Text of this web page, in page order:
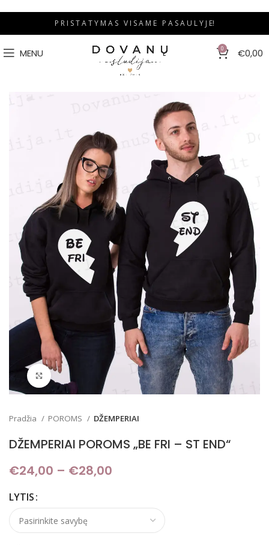
P R I S T A T Y M A S V I S A M E P A S A U L Y J E!
MENU 0 €0,00
Padidinti
Pradžia POROMS DŽEMPERIAI
DŽEMPERIAI POROMS „BE FRI – ST END“
€24,00 – €28,00
LYTIS